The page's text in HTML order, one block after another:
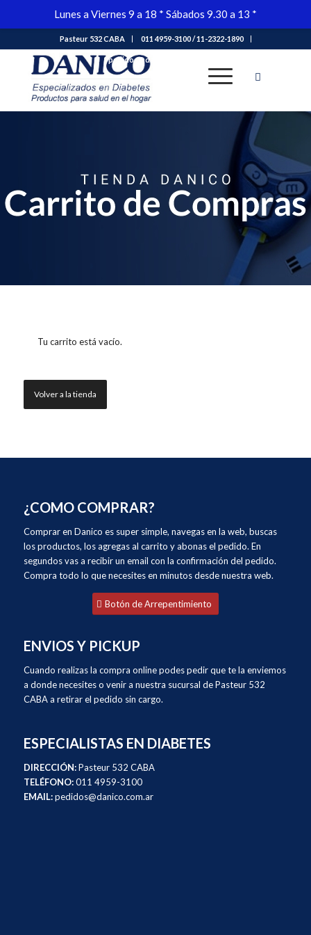
Pasteur 532 CABA 011 4959-3100 / 11-2322-1890
pedidos@danico.com.ar
Carrito
Tu carrito está vacío.
Volver a la tienda
¿COMO COMPRAR?
Comprar en Danico es super simple, navegas en la web, buscas
los productos, los agregas al carrito y abonas el pedido. En
segundos vas a recibir un email con la confirmación del pedido.
Compra todo lo que necesites en minutos desde nuestra web.
Botón de Arrepentimiento
ENVIOS Y PICKUP
Cuando realizas la compra online podes pedir que te la enviemos
a donde necesites o venir a nuestra sucursal de Pasteur 532
CABA a retirar el pedido sin cargo.
ESPECIALISTAS EN DIABETES
DIRECCIÓN:Pasteur 532 CABA
TELÉFONO:011 4959-3100
EMAIL:pedidos@danico.com.ar
Lunes a Viernes 9 a 18 * Sábados 9.30 a 13 *